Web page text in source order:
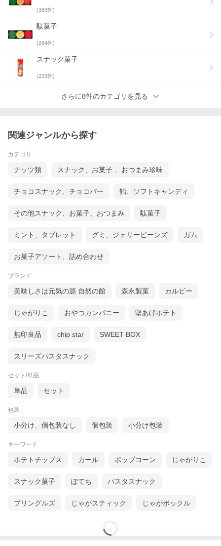
(383件)
駄菓子
(264件)
スナック菓子
(233件)
さらに8件のカテゴリを見る
関連ジャンルから探す
カテゴリ
ナッツ類 スナック、お菓子 、おつまみ珍味
チョコスナック、チョコバー 飴、ソフトキャンディ
その他スナック、お菓子、おつまみ 駄菓子
ミント、タブレット グミ、ジェリービーンズ ガム
お菓子アソート、詰め合わせ
ブランド
美味しさは元気の源 自然の館 森永製菓 カルビー
じゃがりこ おやつカンパニー 堅あげポテト
無印良品 chip star SWEET BOX
スリーズパスタスナック
セット/単品
単品 セット
包装
小分け、個包装なし 個包装 小分け包装
キーワード
ポテトチップス カール ポップコーン じゃがりこ
スナック菓子 ぽてち パスタスナック
プリングルズ じゃがスティック じゃがポックル